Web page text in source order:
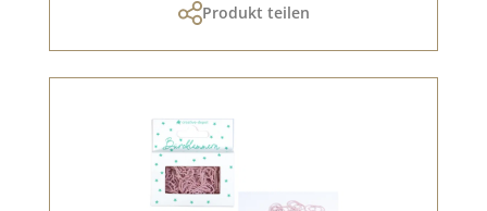
Produkt teilen